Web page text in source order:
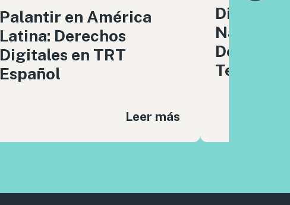
Palantir en América
Latina: Derechos
Digitales en TRT
Español
Leer más
Diálogo
Naciones
Tech